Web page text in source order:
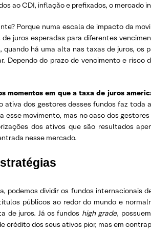
ao CDI, inflação e prefixados, o mercado
Porque numa escala de impacto da
juros esperadas para diferentes
quando há uma alta nas taxas de juros,
Dependo do prazo de vencimento e
momentos em que a taxa de juros
ativa dos gestores desses fundos faz
movimento, mas no caso dos
dos ativos que são resultados
nesse mercado.
podemos dividir os fundos internacionais
públicos ao redor do mundo e
de juros. Já os fundos high grade,
crédito dos seus ativos pior, mas em